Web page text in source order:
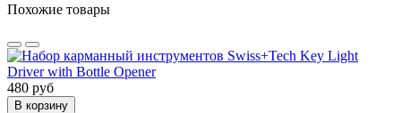
Похожие товары
480 руб
В корзину